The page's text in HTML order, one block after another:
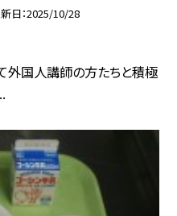
日 2025/10/28
外国人講師の方たちと積極